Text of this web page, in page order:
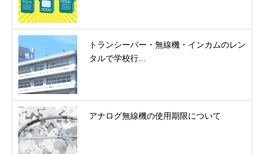
トランシーバー・無線機・インカムのレン
タルで学校行...
アナログ無線機の使用期限について